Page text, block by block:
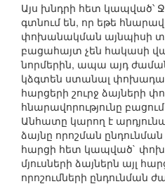
Այս խնդրի հետ կապված՝
գտնում են, որ եթե
փոխանակման այնպիսի
բացահայտ չեն հակասի
նորմերին, ապա այդ
կձգտեն ստանալ
հարցերի շուրջ ձայների
հնարավորությունը
Անհատը կարող է
ձայնը որոշման
հարցի հետ կապված`
մյուսների ձայներն այլ
որոշումների ընդունման